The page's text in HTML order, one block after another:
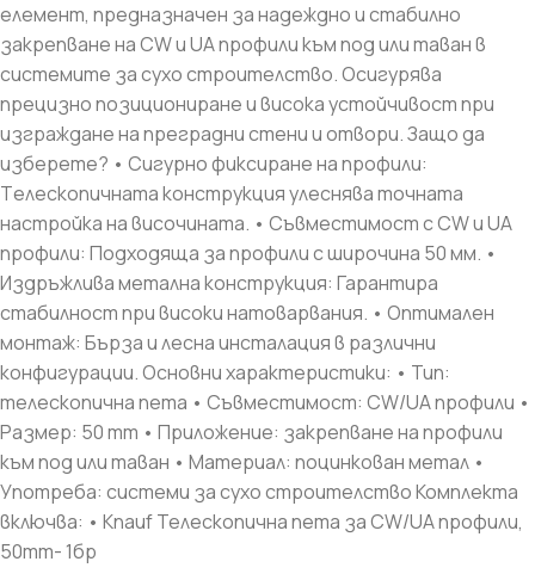
елемент, предназначен за надеждно и стабилно
закрепване на CW и UA профили към под или таван в
системите за сухо строителство. Осигурява
прецизно позициониране и висока устойчивост при
изграждане на преградни стени и отвори. Защо да
изберете? • Сигурно фиксиране на профили:
Tелескопичната конструкция улеснява точната
настройка на височината. • Съвместимост с CW и UA
профили: Подходяща за профили с широчина 50 мм. •
Издръжлива метална конструкция: Гарантира
стабилност при високи натоварвания. • Оптимален
монтаж: Бърза и лесна инсталация в различни
конфигурации. Основни характеристики: • Тип:
телескопична пета • Съвместимост: CW/UA профили •
Размер: 50 mm • Приложение: закрепване на профили
към под или таван • Материал: поцинкован метал •
Употреба: системи за сухо строителство Комплекта
включва: • Knauf Телескопична пета за CW/UA профили,
50mm- 1бр